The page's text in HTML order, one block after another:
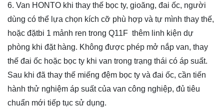
6. Van HONTO khi thay thế bọc ty, gioăng, đai ốc, người
dùng có thể lựa chọn kích cỡ phù hợp và tự mình thay thế,
hoặc đặtbi 1 mảnh ren trong Q11F thêm linh kiện dự
phòng khi đặt hàng. Không được phép mở nắp van, thay
thế đai ốc hoặc bọc ty khi van trong trạng thái có áp suất.
Sau khi đã thay thế miếng đệm bọc ty và đai ốc, cần tiến
hành thử nghiệm áp suất của van công nghiệp, đủ tiêu
chuẩn mới tiếp tục sử dụng.